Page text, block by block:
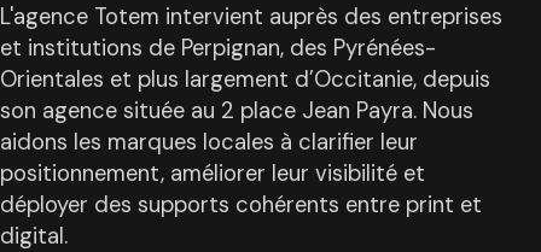
L'agence Totem intervient auprès des entreprises
et institutions de Perpignan, des Pyrénées-
Orientales et plus largement d’Occitanie, depuis
son agence située au 2 place Jean Payra. Nous
aidons les marques locales à clarifier leur
positionnement, améliorer leur visibilité et
déployer des supports cohérents entre print et
digital.